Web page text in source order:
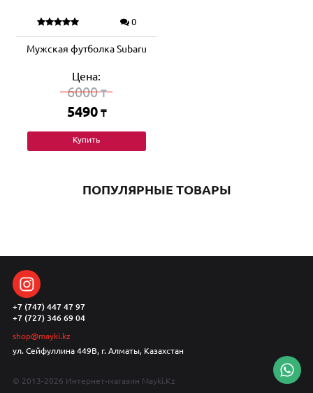
0
Мужская футболка Subaru
Цена:
6000₸
5490 ₸
Купить
ПОПУЛЯРНЫЕ ТОВАРЫ
+7 (747) 447 47 97
+7 (727) 346 69 04
shop@mayki.kz
ул. Сейфуллина 449В, г. Алматы, Казахстан
© 2013-2026 Интернет-магазин Mayki.Kz